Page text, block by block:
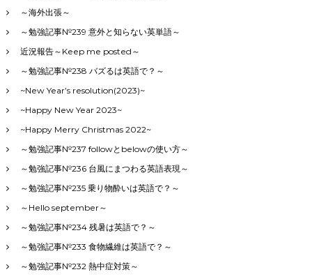
～海外出張～
～勉強記事№239 意外と知らない英単語～
近況報告～Keep me posted～
～勉強記事№238 バズるは英語で？～
~New Year’s resolution(2023)~
~Happy New Year 2023~
~Happy Merry Christmas 2022~
～勉強記事№237 followとbelowの使い方～
～勉強記事№236 台風にまつわる英語表現～
～勉強記事№235 乗り物酔いは英語で？～
～Hello september～
～勉強記事№234 残暑は英語で？～
～勉強記事№233 食物繊維は英語で？～
～勉強記事№232 熱中症対策～